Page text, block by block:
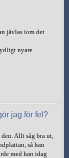
jävlas iom det
nyare
jag för fel?
Allt såg bra ut,
så han
med han idag